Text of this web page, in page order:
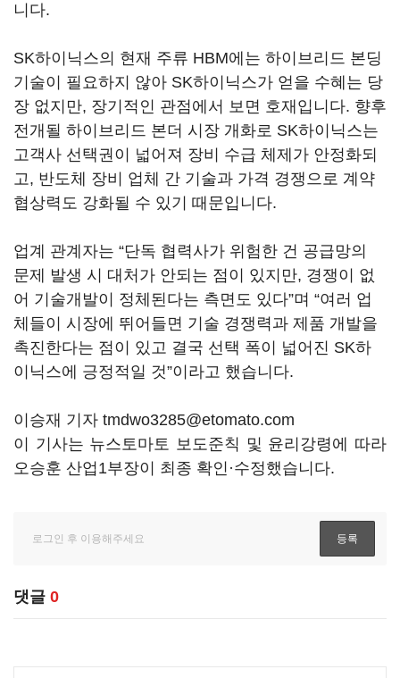
니다.
SK하이닉스의 현재 주류 HBM에는 하이브리드 본딩
기술이 필요하지 않아 SK하이닉스가 얻을 수혜는 당
장 없지만, 장기적인 관점에서 보면 호재입니다. 향후
전개될 하이브리드 본더 시장 개화로 SK하이닉스는
고객사 선택권이 넓어져 장비 수급 체제가 안정화되
고, 반도체 장비 업체 간 기술과 가격 경쟁으로 계약
협상력도 강화될 수 있기 때문입니다.
업계 관계자는 “단독 협력사가 위험한 건 공급망의
문제 발생 시 대처가 안되는 점이 있지만, 경쟁이 없
어 기술개발이 정체된다는 측면도 있다”며 “여러 업
체들이 시장에 뛰어들면 기술 경쟁력과 제품 개발을
촉진한다는 점이 있고 결국 선택 폭이 넓어진 SK하
이닉스에 긍정적일 것”이라고 했습니다.
이승재 기자 tmdwo3285@etomato.com
이 기사는 뉴스토마토 보도준칙 및 윤리강령에 따라
오승훈 산업1부장이 최종 확인·수정했습니다.
댓글 0